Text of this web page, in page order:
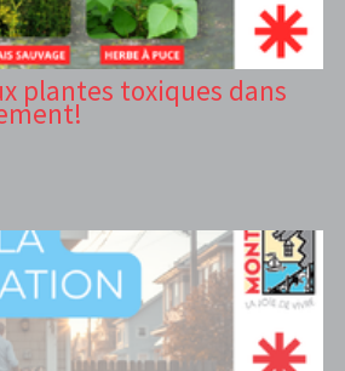
plantes toxiques dans